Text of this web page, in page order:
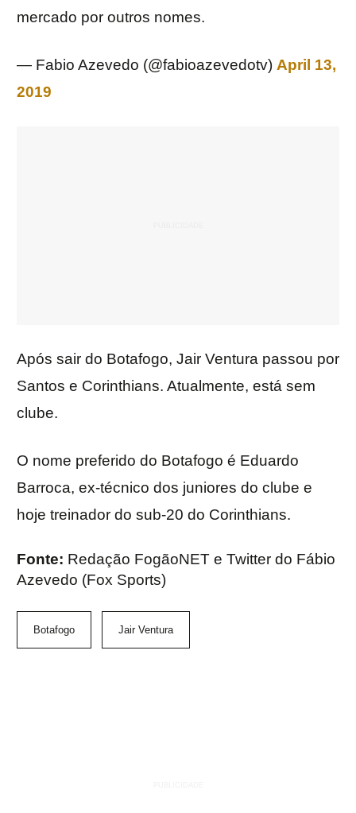
mercado por outros nomes.
— Fabio Azevedo (@fabioazevedotv) April 13,
2019
Após sair do Botafogo, Jair Ventura passou por
Santos e Corinthians. Atualmente, está sem
clube.
O nome preferido do Botafogo é Eduardo
Barroca, ex-técnico dos juniores do clube e
hoje treinador do sub-20 do Corinthians.
Fonte: Redação FogãoNET e Twitter do Fábio
Azevedo (Fox Sports)
Botafogo Jair Ventura